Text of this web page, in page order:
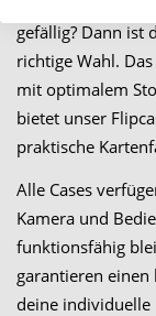
gefällig? Dann ist
richtige Wahl.
mit optimalem
bietet unser
praktische
Alle Cases
Kamera und
funktionsfähig
garantieren einen
deine individuelle